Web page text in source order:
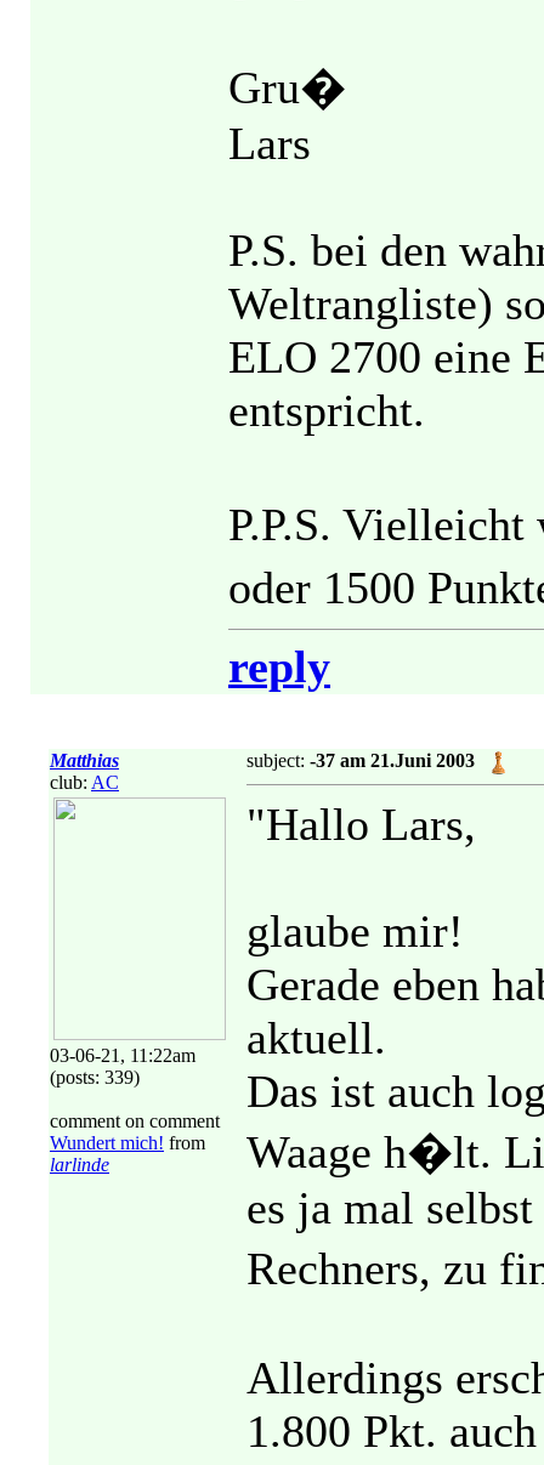
Gru�
Lars
P.S. bei den
Weltrangliste)
ELO 2700 eine
entspricht.
P.P.S.
oder 1500
reply
Matthias
club: AC
03-06-21, 11:22am
(posts: 339)
comment on comment
Wundert mich! from
larlinde
subject: -37 am 21.Juni 2003
"Hallo Lars,
glaube mir!
Gerade eben
aktuell.
Das ist auch
Waage h�lt.
es ja mal
Rechners, zu
Allerdings
1.800 Pkt.